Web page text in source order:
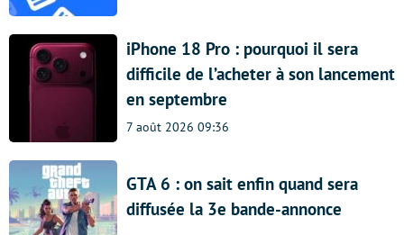
iPhone 18 Pro : pourquoi il sera
difficile de l’acheter à son lancement
en septembre
7 août 2026 09:36
GTA 6 : on sait enfin quand sera
diffusée la 3e bande-annonce